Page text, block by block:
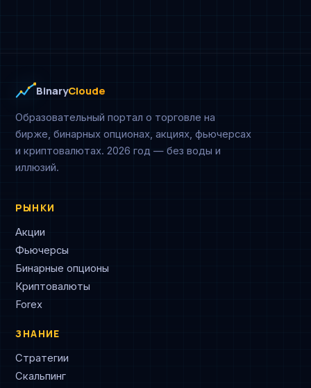
BinaryCloude
Образовательный портал о торговле на
бирже, бинарных опционах, акциях, фьючерсах
и криптовалютах. 2026 год — без воды и
иллюзий.
РЫНКИ
Акции
Фьючерсы
Бинарные опционы
Криптовалюты
Forex
ЗНАНИЕ
Стратегии
Скальпинг